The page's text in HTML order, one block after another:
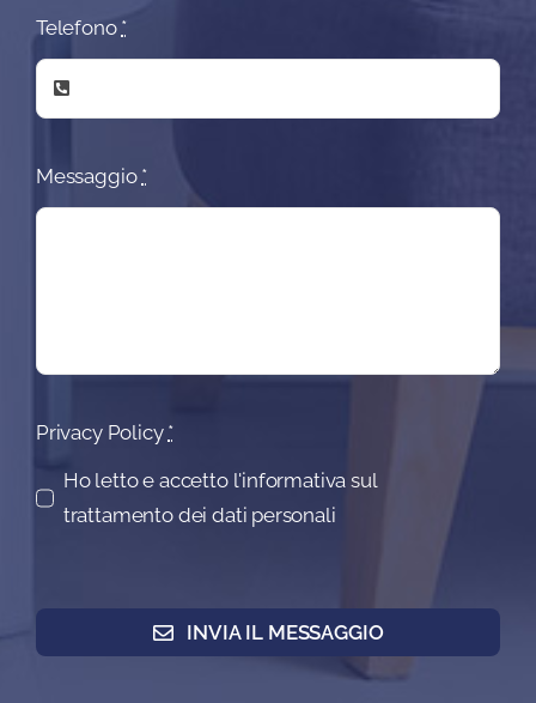
Telefono *
Messaggio *
Privacy Policy *
Ho letto e accetto l'informativa sul
trattamento dei dati personali
INVIA IL MESSAGGIO